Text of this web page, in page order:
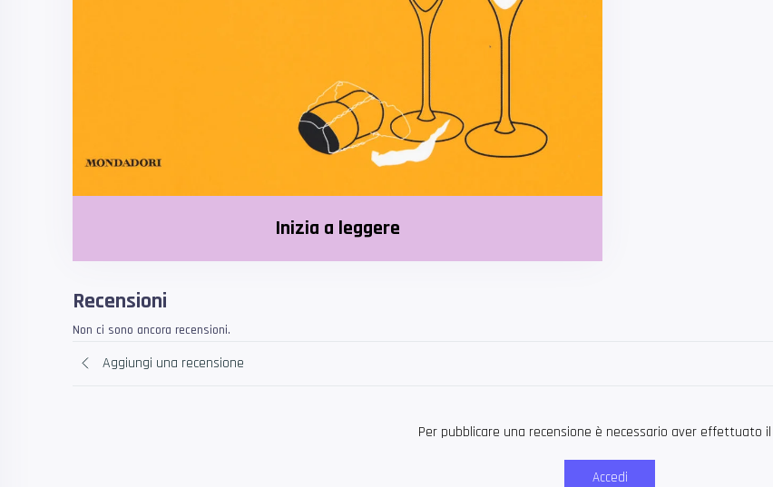
Inizia a leggere
Recensioni
Non ci sono ancora recensioni.
Aggiungi una recensione
Per pubblicare una recensione è necessario aver effettuato
Accedi